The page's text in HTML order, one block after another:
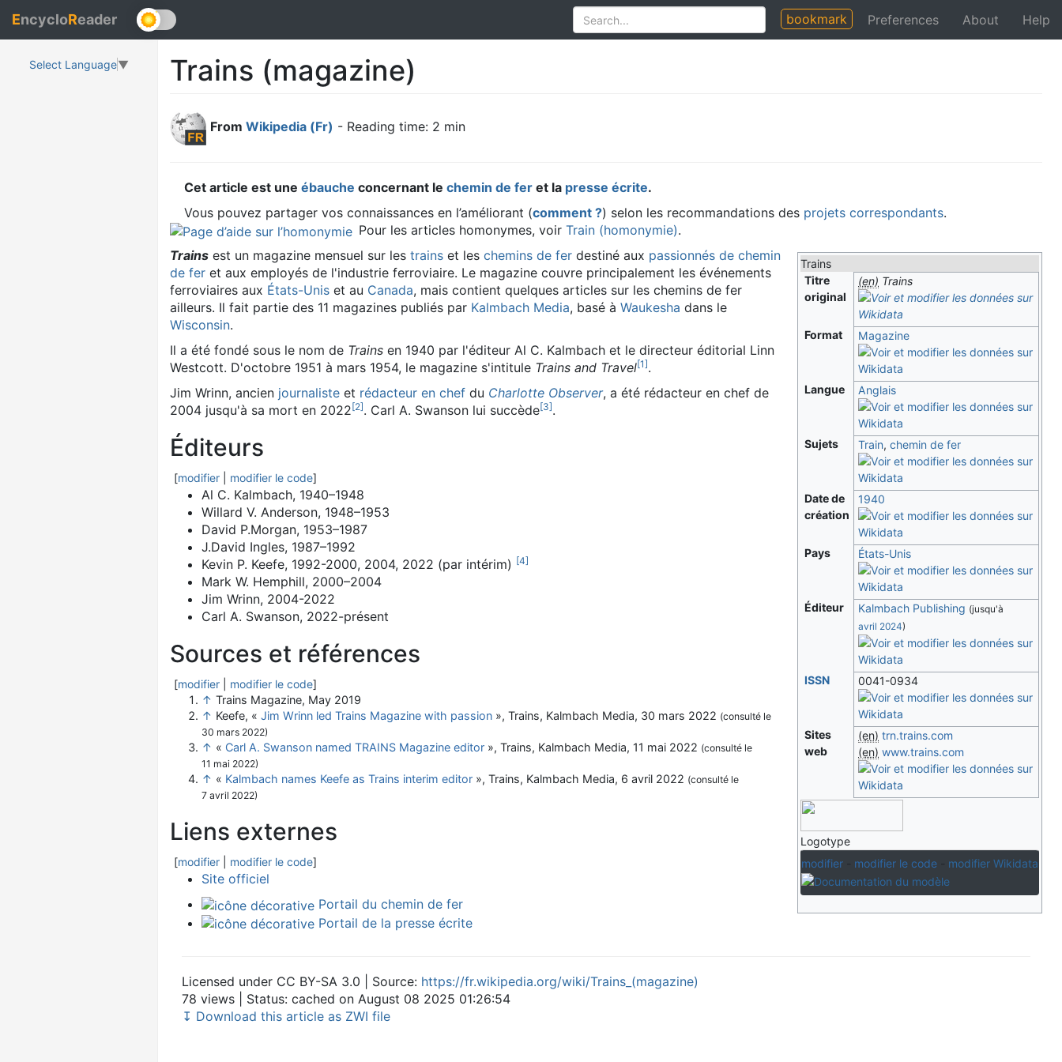
EncycloReader bookmark Preferences About Help
Select Language▼ Trains (magazine)
From Wikipedia (Fr) - Reading time: 2 min
Cet article est une ébauche concernant le chemin de fer et la presse écrite.
Vous pouvez partager vos connaissances en l’améliorant (comment ?) selon les recommandations des projets correspondants.
Pour les articles homonymes, voir Train (homonymie).
Trains
Titre
original
(en) Trains
Format Magazine
Langue Anglais
Sujets Train,chemin de fer
Date de
création
1940
Pays États-Unis
Éditeur Kalmbach Publishing (jusqu'à
avril 2024)
ISSN 0041-0934
Sites
web
(en) trn.trains.com
(en) www.trains.com
Logotype
modifier
modifier le code modifier Wikidata
Trains est un magazine mensuel sur les trains et les chemins de fer destiné aux passionnés de chemin
de fer et aux employés de l'industrie ferroviaire. Le magazine couvre principalement les événements
ferroviaires aux États-Unis et au Canada, mais contient quelques articles sur les chemins de fer
ailleurs. Il fait partie des 11 magazines publiés par Kalmbach Media, basé à Waukesha dans le
Wisconsin.
Il a été fondé sous le nom de Trains en 1940 par l'éditeur Al C. Kalmbach et le directeur éditorial Linn
Westcott. D'octobre 1951 à mars 1954, le magazine s'intitule Trains and Travel[1].
Jim Wrinn, ancien journaliste et rédacteur en chef du Charlotte Observer, a été rédacteur en chef de
2004 jusqu'à sa mort en 2022[2]. Carl A. Swanson lui succède[3].
Éditeurs
[modifier modifier le code]
Al C. Kalmbach, 1940–1948
Willard V. Anderson, 1948–1953
David P.Morgan, 1953–1987
J.David Ingles, 1987–1992
Kevin P. Keefe, 1992-2000, 2004, 2022 (par intérim) [4]
Mark W. Hemphill, 2000–2004
Jim Wrinn, 2004-2022
Carl A. Swanson, 2022-présent
Sources et références
[modifier modifier le code]
↑ Trains Magazine, May 2019
↑ Keefe, « Jim Wrinn led Trains Magazine with passion », Trains, Kalmbach Media, 30 mars 2022 (consulté le
30 mars 2022)
↑ « Carl A. Swanson named TRAINS Magazine editor », Trains, Kalmbach Media, 11 mai 2022 (consulté le
11 mai 2022)
↑ « Kalmbach names Keefe as Trains interim editor », Trains, Kalmbach Media, 6 avril 2022 (consulté le
7 avril 2022)
Liens externes
[modifier modifier le code]
Site officiel
Portail du chemin de fer
Portail de la presse écrite
Licensed under CC BY-SA 3.0 | Source: https://fr.wikipedia.org/wiki/Trains_(magazine)
78 views | Status: cached on August 08 2025 01:26:54
↧ Download this article as ZWI file